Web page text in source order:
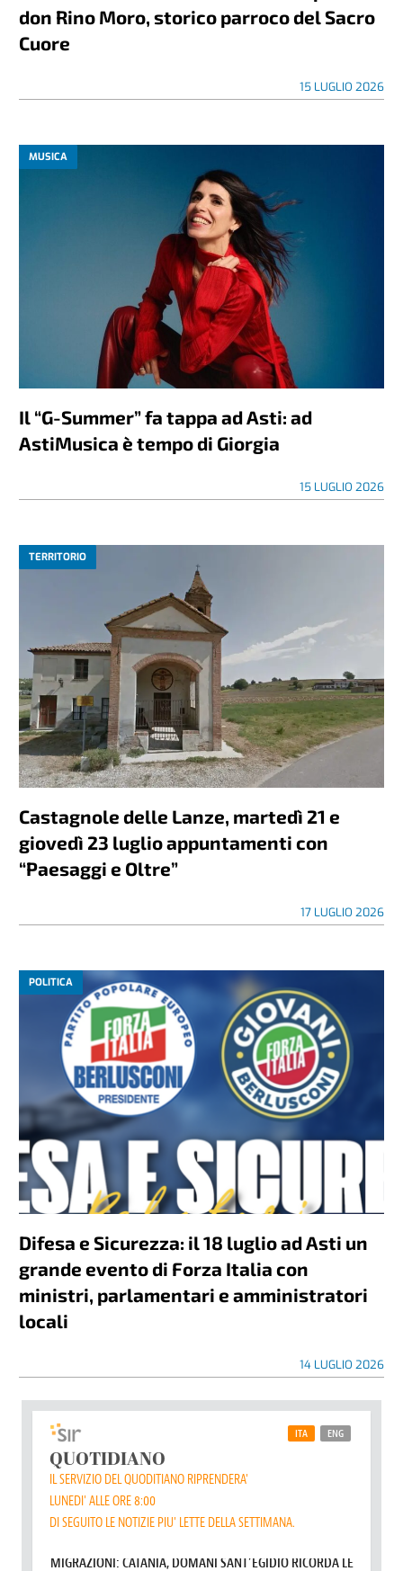
don Rino Moro, storico parroco del Sacro
Cuore
15 LUGLIO 2026
MUSICA
Il “G-Summer” fa tappa ad Asti: ad
AstiMusica è tempo di Giorgia
15 LUGLIO 2026
TERRITORIO
Castagnole delle Lanze, martedì 21 e
giovedì 23 luglio appuntamenti con
“Paesaggi e Oltre”
17 LUGLIO 2026
POLITICA
Difesa e Sicurezza: il 18 luglio ad Asti un
grande evento di Forza Italia con
ministri, parlamentari e amministratori
locali
14 LUGLIO 2026